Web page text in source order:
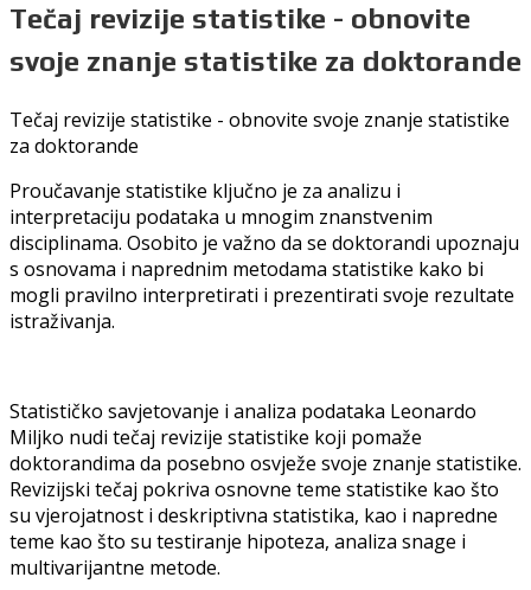
Tečaj revizije statistike - obnovite
svoje znanje statistike za doktorande
Tečaj revizije statistike - obnovite svoje znanje statistike
za doktorande
Proučavanje statistike ključno je za analizu i
interpretaciju podataka u mnogim znanstvenim
disciplinama. Osobito je važno da se doktorandi upoznaju
s osnovama i naprednim metodama statistike kako bi
mogli pravilno interpretirati i prezentirati svoje rezultate
istraživanja.
Statističko savjetovanje i analiza podataka Leonardo
Miljko nudi tečaj revizije statistike koji pomaže
doktorandima da posebno osvježe svoje znanje statistike.
Revizijski tečaj pokriva osnovne teme statistike kao što
su vjerojatnost i deskriptivna statistika, kao i napredne
teme kao što su testiranje hipoteza, analiza snage i
multivarijantne metode.